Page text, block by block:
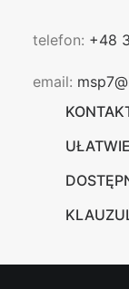
telefon: +48
email: